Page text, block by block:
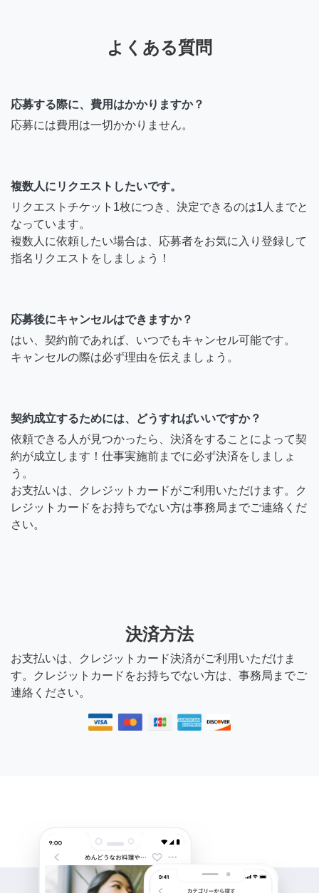
よくある質問
応募する際に、費用はかかりますか？
応募には費用は一切かかりません。
複数人にリクエストしたいです。
リクエストチケット1枚につき、決定できるのは1人までと
なっています。
複数人に依頼したい場合は、応募者をお気に入り登録して
指名リクエストをしましょう！
応募後にキャンセルはできますか？
はい、契約前であれば、いつでもキャンセル可能です。
キャンセルの際は必ず理由を伝えましょう。
契約成立するためには、どうすればいいですか？
依頼できる人が見つかったら、決済をすることによって契
約が成立します！仕事実施前までに必ず決済をしましょ
う。
お支払いは、クレジットカードがご利用いただけます。ク
レジットカードをお持ちでない方は事務局までご連絡くだ
さい。
決済方法
お支払いは、クレジットカード決済がご利用いただけま
す。クレジットカードをお持ちでない方は、事務局までご
連絡ください。